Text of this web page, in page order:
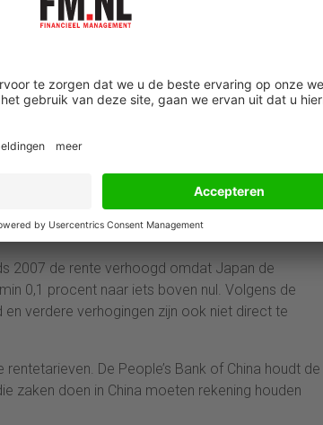
in vijftien jaar de rente verhoogd, om de
drie decennia, blijft de inflatie in het Verenigd
rij opgeschroefd, tot een niveau van 5,25%. Dit
in de afgelopen maanden wat is afgenomen,
dringen tot de doelstelling van 2 procent en laat
2022 de rente verlaagd. Daarmee is de instelling
Swiss National Bank (SNB) meldt dat de strijd
procentpunt teruggeschroefd tot 1,5 procent.
2007 de rente verhoogd omdat Japan de
0,1 procent naar iets boven nul. Volgens de
verdere verhogingen zijn ook niet direct te
De People’s Bank of China houdt de
zaken doen in China moeten rekening houden